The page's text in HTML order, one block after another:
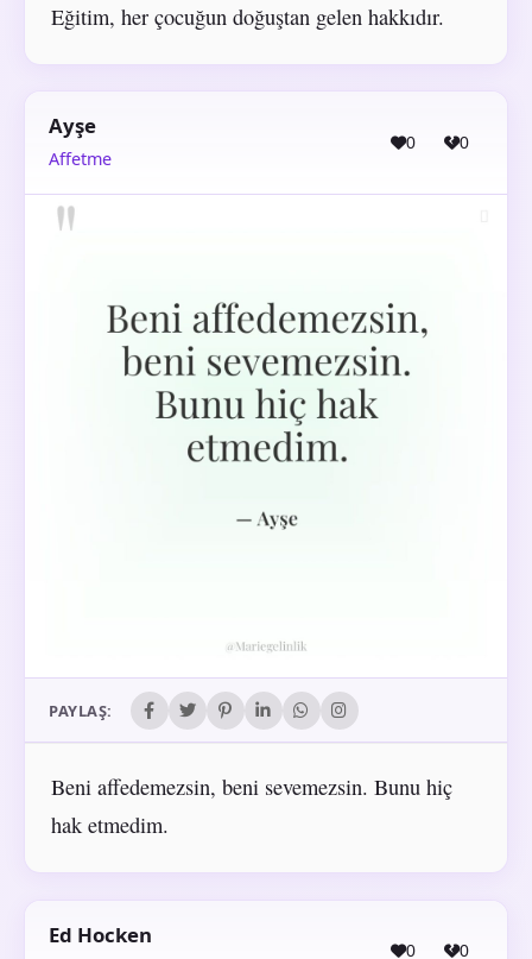
Eğitim, her çocuğun doğuştan gelen hakkıdır.
Ayşe
Affetme
0 0
PAYLAŞ:
Beni affedemezsin, beni sevemezsin. Bunu hiç
hak etmedim.
Ed Hocken
0 0